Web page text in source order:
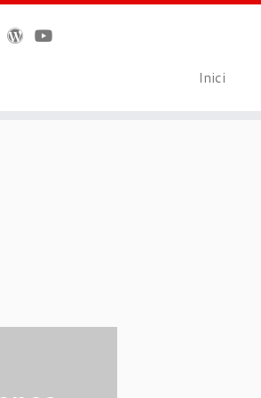
Inici